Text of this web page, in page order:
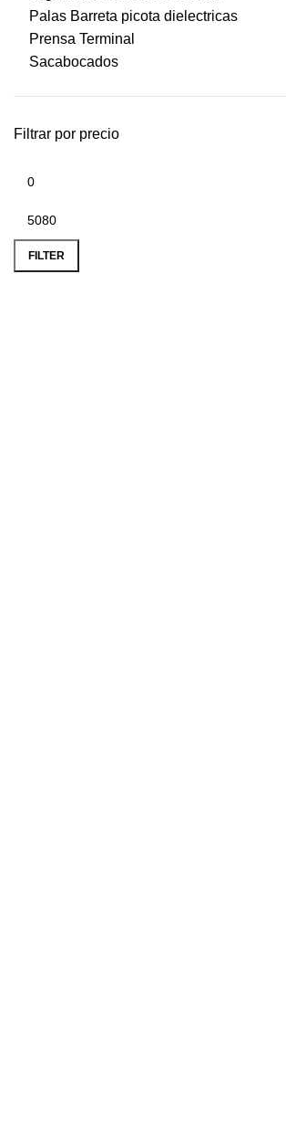
Palas Barreta picota dielectricas
Prensa Terminal
Sacabocados
Filtrar por precio
FILTER